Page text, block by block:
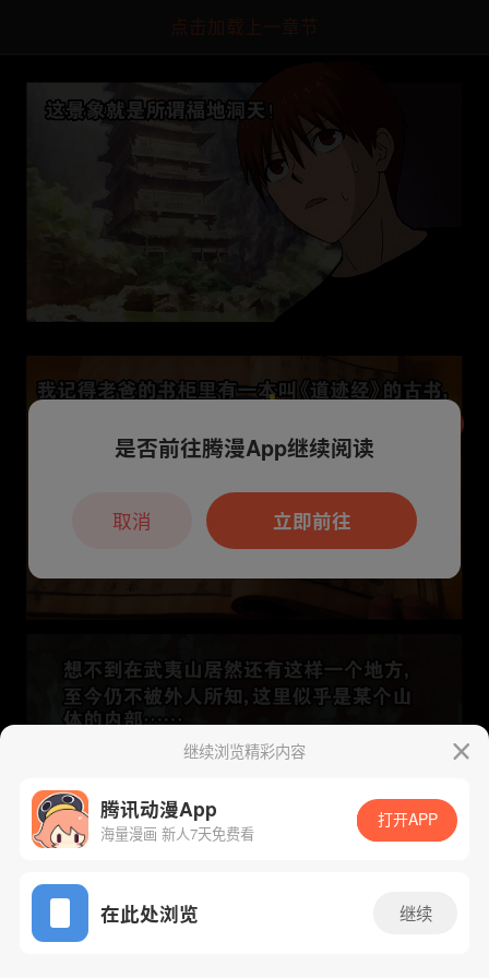
点击加载上一章节
App免费看
继续浏览精彩内容
腾讯动漫App
海量漫画 新人7天免费看
打开APP
在此处浏览 继续
本章节仅支持App阅读，可打开App新用
户7天免费看
是否前往腾漫App继续阅读
立即前往
取消